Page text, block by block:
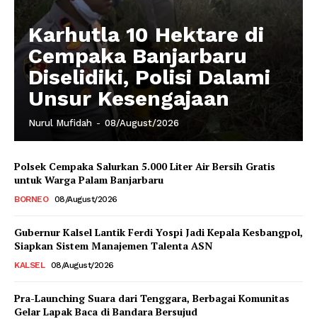
Karhutla 10 Hektare di
Cempaka Banjarbaru
Diselidiki, Polisi Dalami
Unsur Kesengajaan
Nurul Mufidah - 08/August/2026
Polsek Cempaka Salurkan 5.000 Liter Air Bersih Gratis
untuk Warga Palam Banjarbaru
BORNEO 08/August/2026
Gubernur Kalsel Lantik Ferdi Yospi Jadi Kepala Kesbangpol,
Siapkan Sistem Manajemen Talenta ASN
KALSEL 08/August/2026
Pra-Launching Suara dari Tenggara, Berbagai Komunitas
Gelar Lapak Baca di Bandara Bersujud